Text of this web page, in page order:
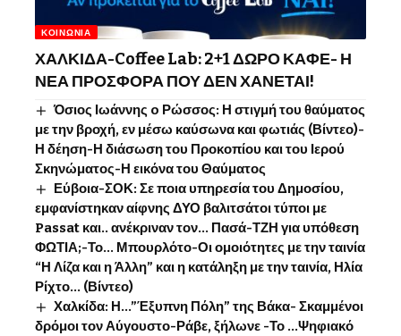
ΚΟΙΝΩΝΊΑ
ΧΑΛΚΙΔΑ-Coffee Lab: 2+1 ΔΩΡΟ ΚΑΦΕ- Η
ΝΕΑ ΠΡΟΣΦΟΡΑ ΠΟΥ ΔΕΝ ΧΑΝΕΤΑΙ!
Όσιος Ιωάννης o Ρώσσος: Η στιγμή του θαύματος
με την βροχή, εν μέσω καύσωνα και φωτιάς (Βίντεο)-
Η δέηση-Η διάσωση του Προκοπίου και του Ιερού
Σκηνώματος-Η εικόνα του Θαύματος
Εύβοια-ΣΟΚ: Σε ποια υπηρεσία του Δημοσίου,
εμφανίστηκαν αίφνης ΔΥΟ βαλιτσάτοι τύποι με
Passat και.. ανέκριναν τον… Πασά-ΤΖΗ για υπόθεση
ΦΩΤΙΑ;-Το… Μπουρλότο-Οι ομοιότητες με την ταινία
“Η Λίζα και η Άλλη” και η κατάληξη με την ταινία, Ηλία
Ρίχτο… (Βίντεο)
Χαλκίδα: Η…”Έξυπνη Πόλη” της Βάκα- Σκαμμένοι
δρόμοι τον Αύγουστο-Ράβε, ξήλωνε -Το …Ψηφιακό